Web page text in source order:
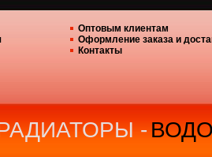
-
Оптовым клиентам
Оформление заказа и
Контакты